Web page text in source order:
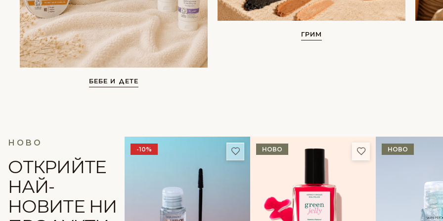
БЕБЕ И ДЕТЕ
ГРИМ
НОВО
ОТКРИЙТЕ
НАЙ-
НОВИТЕ НИ
-10% Добави в любими
НОВО Добави в любими
НОВО